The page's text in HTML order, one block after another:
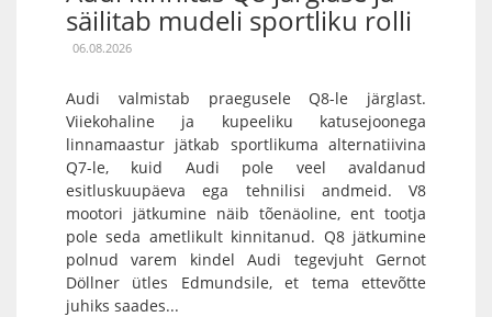
säilitab mudeli sportliku rolli
06.08.2026
Audi valmistab praegusele Q8-le järglast.
Viiekohaline ja kupeeliku katusejoonega
linnamaastur jätkab sportlikuma alternatiivina
Q7-le, kuid Audi pole veel avaldanud
esitluskuupäeva ega tehnilisi andmeid. V8
mootori jätkumine näib tõenäoline, ent tootja
pole seda ametlikult kinnitanud. Q8 jätkumine
polnud varem kindel Audi tegevjuht Gernot
Döllner ütles Edmundsile, et tema ettevõtte
juhiks saades...